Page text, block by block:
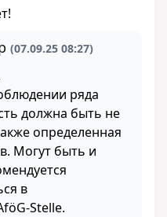
(07.09.25 08:27)
ряда
должна быть не
определенная
Могут быть и
в
Stelle.